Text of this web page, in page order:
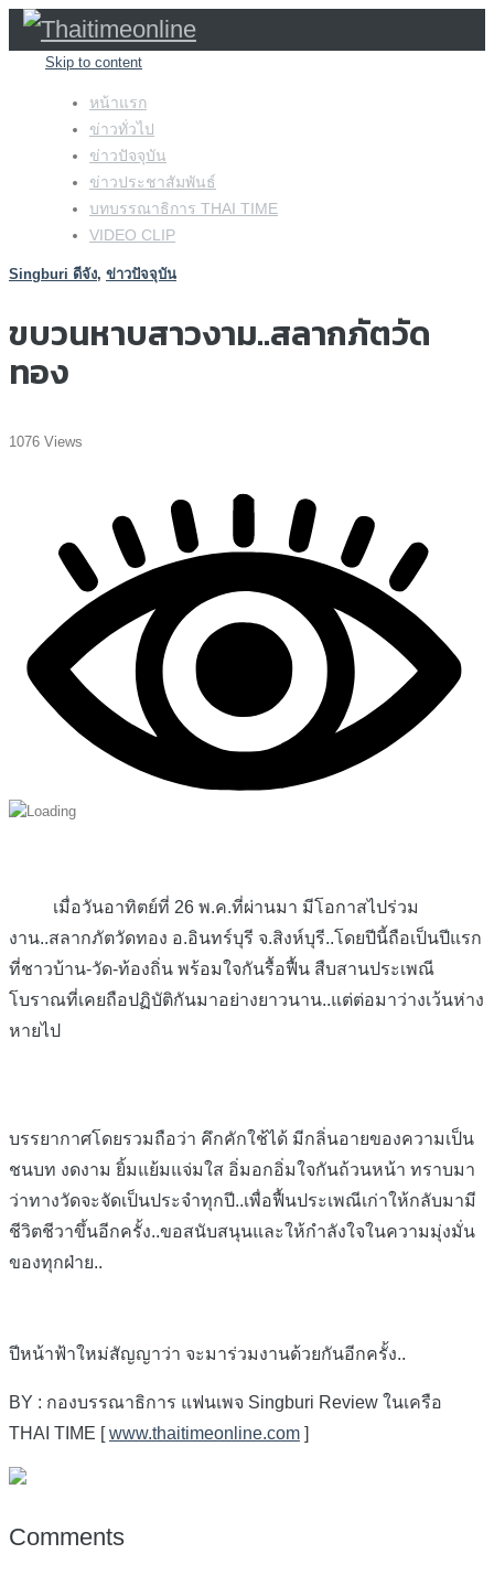
Skip to content
หน้าแรก
ข่าวทั่วไป
ข่าวปัจจุบัน
ข่าวประชาสัมพันธ์
บทบรรณาธิการ THAI TIME
VIDEO CLIP
Singburi ดีจัง, ข่าวปัจจุบัน
ขบวนหาบสาวงาม..สลากภัตวัด
ทอง
1076 Views
เมื่อวันอาทิตย์ที่ 26 พ.ค.ที่ผ่านมา มีโอกาสไปร่วม
งาน..สลากภัตวัดทอง อ.อินทร์บุรี จ.สิงห์บุรี..โดยปีนี้ถือเป็นปีแรก
ที่ชาวบ้าน-วัด-ท้องถิ่น พร้อมใจกันรื้อฟื้น สืบสานประเพณี
โบราณที่เคยถือปฏิบัติกันมาอย่างยาวนาน..แต่ต่อมาว่างเว้นห่าง
หายไป
บรรยากาศโดยรวมถือว่า คึกคักใช้ได้ มีกลิ่นอายของความเป็น
ชนบท งดงาม ยิ้มแย้มแจ่มใส อิ่มอกอิ่มใจกันถ้วนหน้า ทราบมา
ว่าทางวัดจะจัดเป็นประจำทุกปี..เพื่อฟื้นประเพณีเก่าให้กลับมามี
ชีวิตชีวาขึ้นอีกครั้ง..ขอสนับสนุนและให้กำลังใจในความมุ่งมั่น
ของทุกฝ่าย..
ปีหน้าฟ้าใหม่สัญญาว่า จะมาร่วมงานด้วยกันอีกครั้ง..
BY : กองบรรณาธิการ แฟนเพจ Singburi Review ในเครือ
THAI TIME [www.thaitimeonline.com ]
Comments